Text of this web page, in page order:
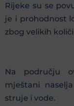
Rijeke su se
je i prohodnost
zbog velikih
Na području
mještani naselja
struje i vode.